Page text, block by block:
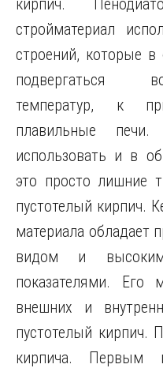
кирпич.
стройматериал
строений, которые в
подвергаться
температур, к
плавильные
использовать и в
это просто лишние
пустотелый кирпич.
материала обладает
видом и
показателями. Его
внешних и
пустотелый кирпич.
кирпича. Первым